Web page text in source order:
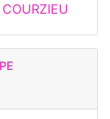
COURZIEU